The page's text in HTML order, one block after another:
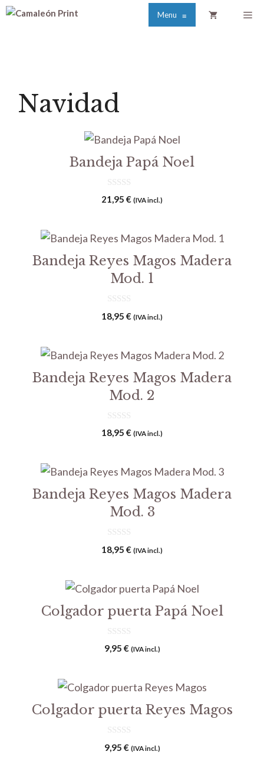
Saltar
Menu ≡
Navidad
Bandeja Papá Noel
0
d
21,95 € (IVA incl.)
Bandeja Reyes Magos Madera
Mod. 1
0
d
18,95 € (IVA incl.)
Bandeja Reyes Magos Madera
Mod. 2
0
d
18,95 € (IVA incl.)
Bandeja Reyes Magos Madera
Mod. 3
0
d
18,95 € (IVA incl.)
Colgador puerta Papá Noel
0
d
9,95 € (IVA incl.)
Colgador puerta Reyes Magos
0
d
9,95 € (IVA incl.)